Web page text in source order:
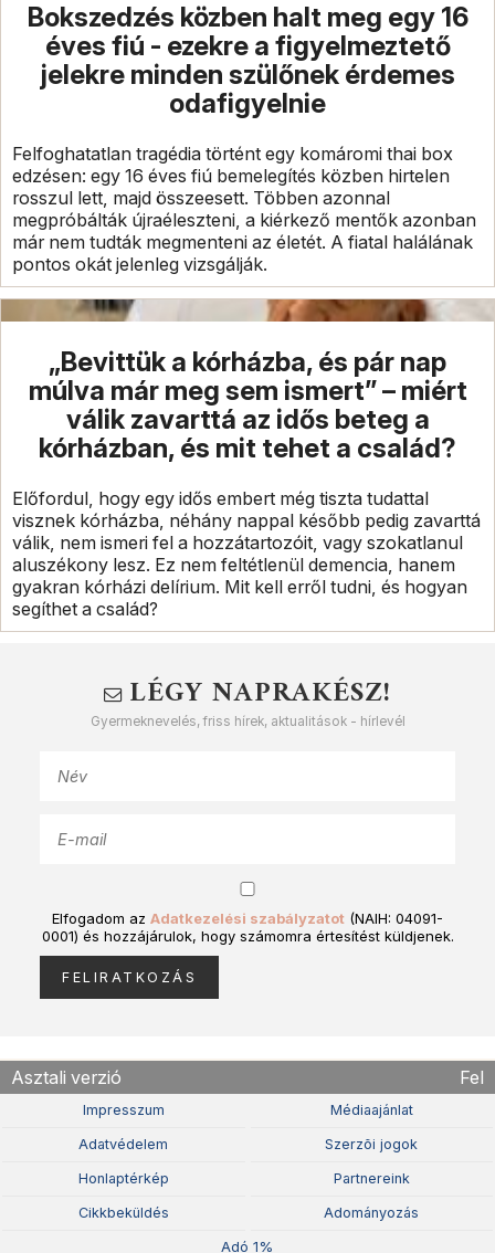
Bokszedzés közben halt meg egy 16
éves fiú - ezekre a figyelmeztető
jelekre minden szülőnek érdemes
odafigyelnie
Felfoghatatlan tragédia történt egy komáromi thai box
edzésen: egy 16 éves fiú bemelegítés közben hirtelen
rosszul lett, majd összeesett. Többen azonnal
megpróbálták újraéleszteni, a kiérkező mentők azonban
már nem tudták megmenteni az életét. A fiatal halálának
pontos okát jelenleg vizsgálják.
„Bevittük a kórházba, és pár nap
múlva már meg sem ismert” – miért
válik zavarttá az idős beteg a
kórházban, és mit tehet a család?
Előfordul, hogy egy idős embert még tiszta tudattal
visznek kórházba, néhány nappal később pedig zavarttá
válik, nem ismeri fel a hozzátartozóit, vagy szokatlanul
aluszékony lesz. Ez nem feltétlenül demencia, hanem
gyakran kórházi delírium. Mit kell erről tudni, és hogyan
segíthet a család?
LÉGY NAPRAKÉSZ!
Gyermeknevelés, friss hírek, aktualitások - hírlevél
Elfogadom az Adatkezelési szabályzatot (NAIH: 04091-
0001) és hozzájárulok, hogy számomra értesítést küldjenek.
Asztali verzió Fel
Impresszum Médiaajánlat
Adatvédelem Szerzõi jogok
Honlaptérkép Partnereink
Cikkbeküldés Adományozás
Adó 1%